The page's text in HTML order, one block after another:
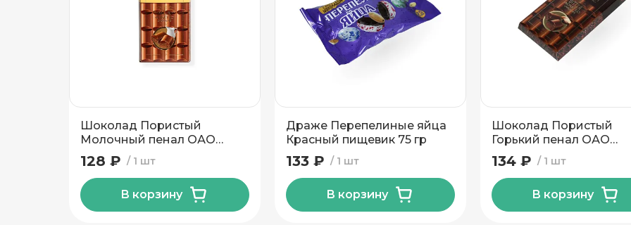
ТМ Коммунарка
Шоколад Пористый
Молочный пенал ОАО
Спартак 70 гр
1 шт
128 ₽
В корзину
Драже Перепелиные яйца
Красный пищевик 75 гр
1 шт
133 ₽
В корзину
Шоколад Пористый
Горький пенал ОАО
Спартак 70 гр
1 шт
134 ₽
В корзину
Доставка Самовывоз
Частный дом
Подъезд